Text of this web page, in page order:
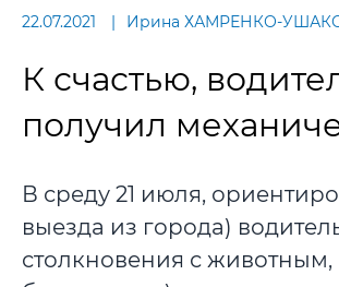
22.07.2021 Ирина ХАМРЕНКО-
К счастью,
получил
В среду 21 июля,
выезда из города)
столкновения с